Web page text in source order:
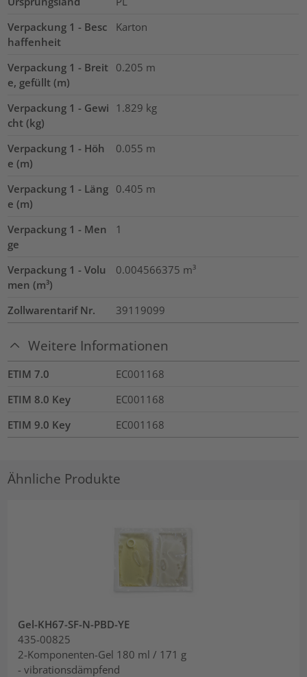
Verpackung 1 - Besc
haffenheit
Karton
Verpackung 1 - Breit
e, gefüllt (m)
0.205 m
Verpackung 1 - Gewi
cht (kg)
1.829 kg
Verpackung 1 - Höh
e (m)
0.055 m
Verpackung 1 - Läng
e (m)
0.405 m
Verpackung 1 - Men
ge
1
Verpackung 1 - Volu
men (m³)
0.004566375 m³
Zollwarentarif Nr. 39119099
Weitere Informationen
ETIM 7.0
EC001168
ETIM 8.0 Key
EC001168
ETIM 9.0 Key
EC001168
Ähnliche Produkte
Gel-KH67-SF-N-PBD-YE
435-00825
2-Komponenten-Gel 180 ml / 171 g
- vibrationsdämpfend